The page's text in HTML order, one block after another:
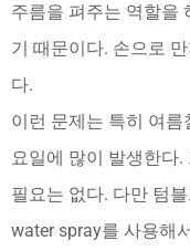
주름을 펴주는 역할을
기 때문이다. 손으로
다.
이런 문제는 특히 여
요일에 많이 발생한다
필요는 없다. 다만 텀
water spray를 사용해